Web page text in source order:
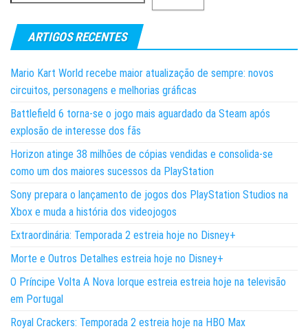
ARTIGOS RECENTES
Mario Kart World recebe maior atualização de sempre: novos
circuitos, personagens e melhorias gráficas
Battlefield 6 torna-se o jogo mais aguardado da Steam após
explosão de interesse dos fãs
Horizon atinge 38 milhões de cópias vendidas e consolida-se
como um dos maiores sucessos da PlayStation
Sony prepara o lançamento de jogos dos PlayStation Studios na
Xbox e muda a história dos videojogos
Extraordinária: Temporada 2 estreia hoje no Disney+
Morte e Outros Detalhes estreia hoje no Disney+
O Príncipe Volta A Nova Iorque estreia estreia hoje na televisão
em Portugal
Royal Crackers: Temporada 2 estreia hoje na HBO Max